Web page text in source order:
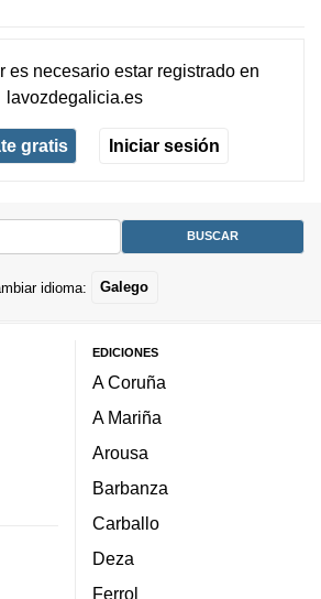
es necesario estar registradoen
lavozdegalicia.es
gratis Iniciar sesión
idioma: Galego
EDICIONES
A Coruña
A Mariña
Arousa
Barbanza
Carballo
Deza
Ferrol